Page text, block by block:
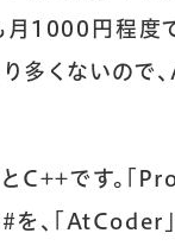
社長ブロ
月1000円程度
多くないので
C++です。「
を、「AtCoder